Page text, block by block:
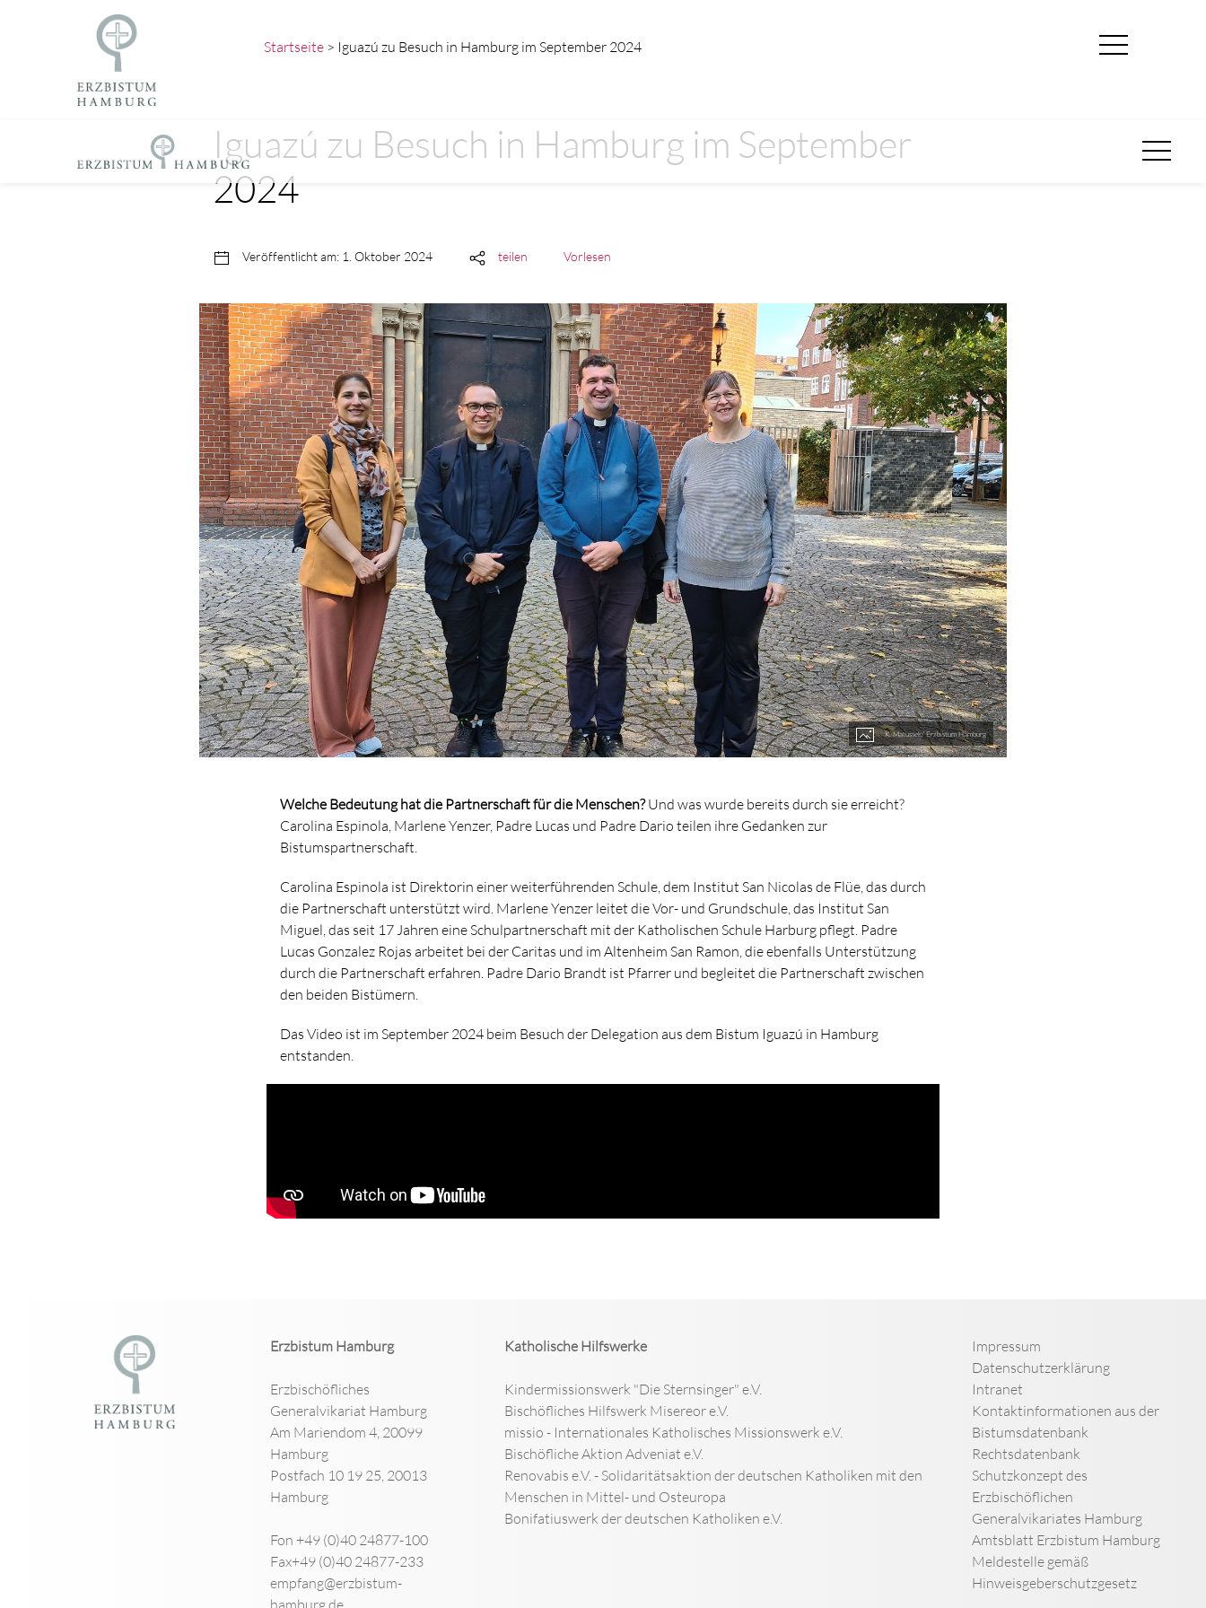
Startseite > Iguazú zu Besuch in Hamburg im September 2024
Iguazú zu Besuch in Hamburg im September
2024
Veröffentlicht am: 1. Oktober 2024 teilen Vorlesen
K. Matussek/ Erzbistum Hamburg
Welche Bedeutung hat die Partnerschaft für die Menschen?Und was wurde bereits durch sie erreicht?
Carolina Espinola, Marlene Yenzer, Padre Lucas und Padre Dario teilen ihre Gedanken zur
Bistumspartnerschaft.
Carolina Espinola ist Direktorin einer weiterführenden Schule, dem Institut San Nicolas de Flüe, das durch
die Partnerschaft unterstützt wird. Marlene Yenzer leitet die Vor- und Grundschule, das Institut San
Miguel, das seit 17 Jahren eine Schulpartnerschaft mit der Katholischen Schule Harburg pflegt. Padre
Lucas Gonzalez Rojas arbeitet bei der Caritas und im Altenheim San Ramon, die ebenfalls Unterstützung
durch die Partnerschaft erfahren. Padre Dario Brandt ist Pfarrer und begleitet die Partnerschaft zwischen
den beiden Bistümern.
Das Video ist im September 2024 beim Besuch der Delegation aus dem Bistum Iguazú in Hamburg
entstanden.
Erzbistum Hamburg
Erzbischöfliches
Generalvikariat Hamburg
Am Mariendom 4, 20099
Hamburg
Postfach 10 19 25, 20013
Hamburg
Fon +49 (0)40 24877-100
Fax+49 (0)40 24877-233
empfang@erzbistum-
hamburg.de
Katholische Hilfswerke
Kindermissionswerk "Die Sternsinger" e.V.
Bischöfliches Hilfswerk Misereor e.V.
missio - Internationales Katholisches Missionswerk e.V.
Bischöfliche Aktion Adveniat e.V.
Renovabis e.V. - Solidaritätsaktion der deutschen Katholiken mit den
Menschen in Mittel- und Osteuropa
Bonifatiuswerk der deutschen Katholiken e.V.
Impressum
Datenschutzerklärung
Intranet
Kontaktinformationen aus der
Bistumsdatenbank
Rechtsdatenbank
Schutzkonzept des
Erzbischöflichen
Generalvikariates Hamburg
Amtsblatt Erzbistum Hamburg
Meldestelle gemäß
Hinweisgeberschutzgesetz